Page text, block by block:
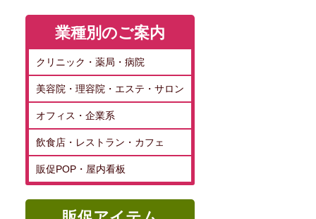
業種別のご案内
クリニック・薬局・病院
美容院・理容院・エステ・サロン
オフィス・企業系
飲食店・レストラン・カフェ
販促POP・屋内看板